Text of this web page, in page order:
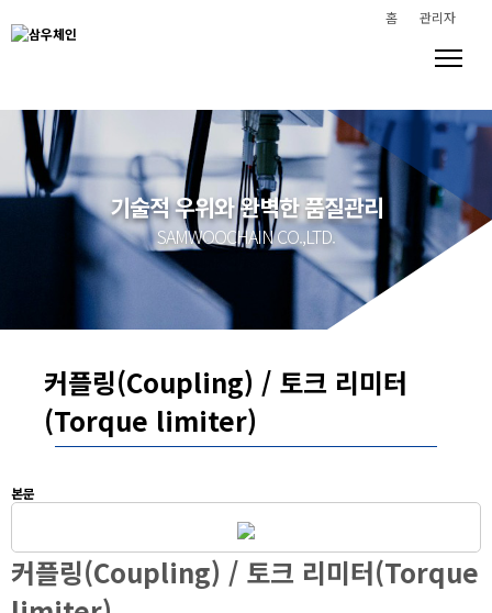
관리자
홈
기술적 우위와 완벽한 품질관리
SAMWOOCHAIN CO.,LTD.
커플링(Coupling) / 토크 리미터
(Torque limiter)
Home> 제품소개
본문
커플링(Coupling) / 토크 리미터(Torque